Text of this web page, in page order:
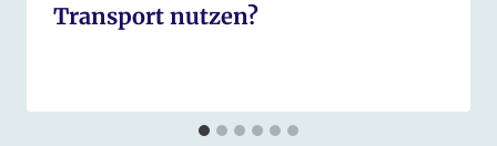
Transport nutzen?